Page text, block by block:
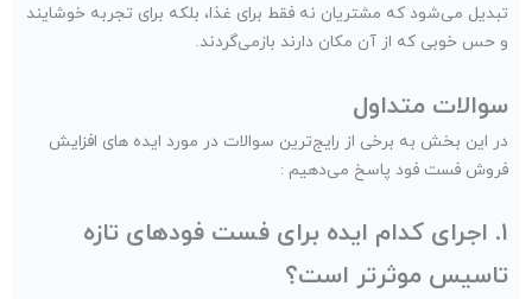
تبدیل می‌شود که مشتریان نه فقط برای غذا، بلکه برای تجربه خوشایند
و حس خوبی که از آن مکان دارند بازمی‌گردند.
سوالات متداول
در این بخش به برخی از رایج‌ترین سوالات در مورد ایده های افزایش
فروش فست فود پاسخ می‌دهیم :
۱. اجرای کدام ایده برای فست فودهای تازه
تاسیس موثرتر است؟